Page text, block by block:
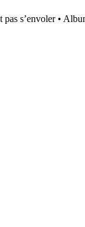
s’envoler •